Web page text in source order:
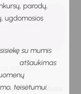
parodų,
ugdomosios
su mumis
atšaukimas
teisėtumui.
sąlygos
su šiais